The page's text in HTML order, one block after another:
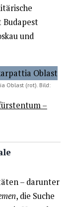
und
Oblast (rot). Bild:
–
– darunter
, die Suche